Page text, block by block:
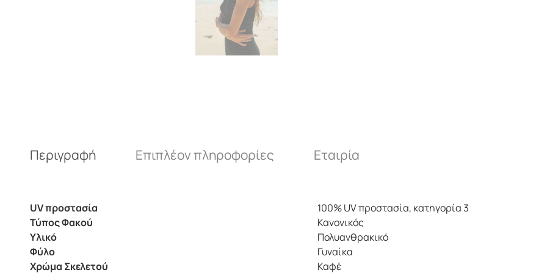
Περιγραφή Επιπλέον πληροφορίες Εταιρία
UV προστασία
100% UV προστασία, κατηγορία 3
Τύπος Φακού
Κανονικός
Υλικό
Πολυανθρακικό
Φύλο
Γυναίκα
Χρώμα Σκελετού
Καφέ